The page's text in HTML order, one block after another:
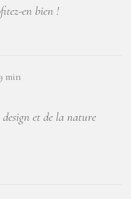
en bien !
min
et de la nature